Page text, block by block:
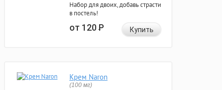
Набор для двоих, добавь страсти
в постель!
от 120Р Купить
Крем Naron
(100 мг)